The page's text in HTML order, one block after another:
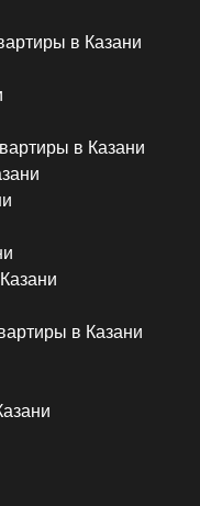
в Казани
в Казани
в Казани